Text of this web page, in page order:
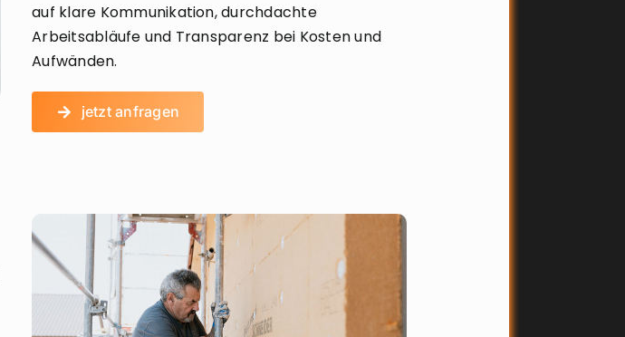
auf klare Kommunikation, durchdachte
Arbeitsabläufe und Transparenz bei Kosten und
Aufwänden.
jetzt anfragen